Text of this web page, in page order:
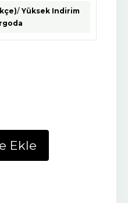
/Yüksek Indirim
Ekle